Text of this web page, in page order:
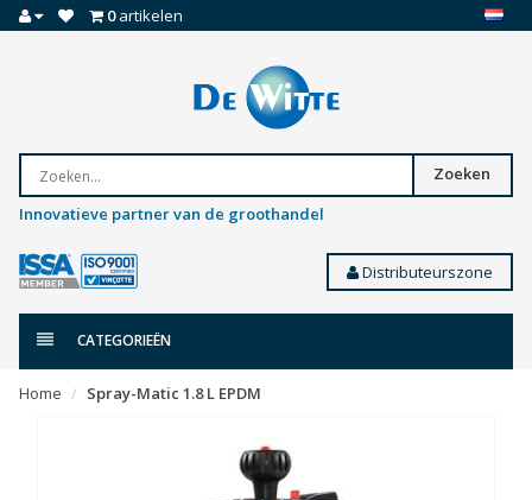
0artikelen
Zoeken
Innovatieve partner van de groothandel
Distributeurszone
CATEGORIEËN
Home Spray-Matic 1.8 L EPDM